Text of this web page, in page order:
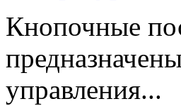
Кнопочные
управления...